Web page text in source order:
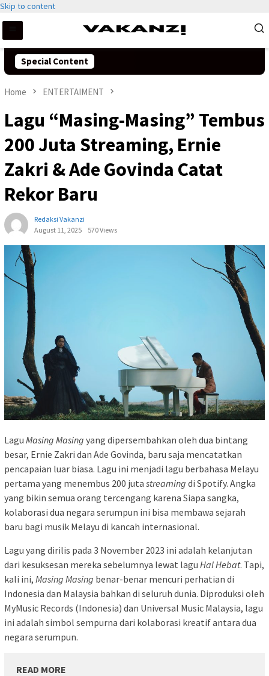
Skip to content
Special Content
Home ENTERTAIMENT
Lagu “Masing-Masing” Tembus
200 Juta Streaming, Ernie
Zakri & Ade Govinda Catat
Rekor Baru
Redaksi Vakanzi
August 11, 2025
570 Views
Lagu Masing Masing yang dipersembahkan oleh dua bintang
besar, Ernie Zakri dan Ade Govinda, baru saja mencatatkan
pencapaian luar biasa. Lagu ini menjadi lagu berbahasa Melayu
pertama yang menembus 200 juta streaming di Spotify. Angka
yang bikin semua orang tercengang karena Siapa sangka,
kolaborasi dua negara serumpun ini bisa membawa sejarah
baru bagi musik Melayu di kancah internasional.
Lagu yang dirilis pada 3 November 2023 ini adalah kelanjutan
dari kesuksesan mereka sebelumnya lewat lagu Hal Hebat. Tapi,
kali ini, Masing Masing benar-benar mencuri perhatian di
Indonesia dan Malaysia bahkan di seluruh dunia. Diproduksi oleh
MyMusic Records (Indonesia) dan Universal Music Malaysia, lagu
ini adalah simbol sempurna dari kolaborasi kreatif antara dua
negara serumpun.
READ MORE